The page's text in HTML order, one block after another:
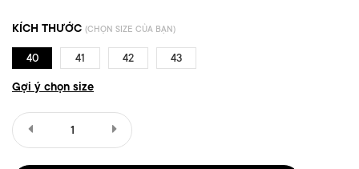
KÍCH THƯỚC (CHỌN SIZE CỦA BẠN)
40 41 42 43
Gợi ý chọn size